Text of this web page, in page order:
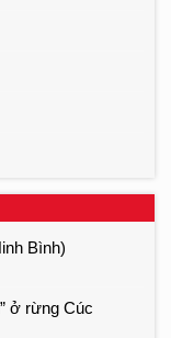
Bình)
ở rừng Cúc